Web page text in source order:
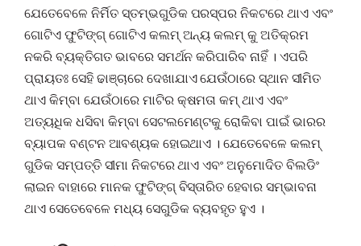
ଯେତେବେଳେ ନିର୍ମିତ ସ୍ତମ୍ଭଗୁଡିକ ପରସ୍ପର ନିକଟରେ ଥାଏ ଏବଂ
ଗୋଟିଏ ଫୁଟିଙ୍ଗ୍ ଗୋଟିଏ କଲମ୍ ଅନ୍ୟ କଲମ୍ କୁ ଅତିକ୍ରମ
ନକରି ବ୍ୟକ୍ତିଗତ ଭାବରେ ସମର୍ଥନ କରିପାରିବ ନାହିଁ । ଏପରି
ପ୍ରାୟତଃ ସେହି ଢାଞ୍ଚାରେ ଦେଖାଯାଏ ଯେଉଁଠାରେ ସ୍ଥାନ ସୀମିତ
ଥାଏ କିମ୍ବା ଯେଉଁଠାରେ ମାଟିର କ୍ଷମତା କମ୍ ଥାଏ ଏବଂ
ଅତ୍ୟଧିକ ଧସିବା କିମ୍ବା ସେଟଲମେଣ୍ଟକୁ ରୋକିବା ପାଇଁ ଭାରର
ବ୍ୟାପକ ବଣ୍ଟନ ଆବଶ୍ୟକ ହୋଇଥାଏ । ଯେତେବେଳେ କଲମ୍
ଗୁଡିକ ସମ୍ପତ୍ତି ସୀମା ନିକଟରେ ଥାଏ ଏବଂ ଅନୁମୋଦିତ ବିଲଡିଂ
ଲାଇନ ବାହାରେ ମାନକ ଫୁଟିଙ୍ଗ୍ ବିସ୍ତାରିତ ହେବାର ସମ୍ଭାବନା
ଥାଏ ସେତେବେଳେ ମଧ୍ୟ ସେଗୁଡିକ ବ୍ୟବହୃତ ହୁଏ ।